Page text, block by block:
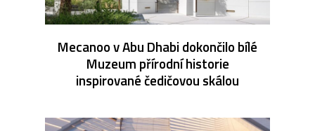
Mecanoo v Abu Dhabi dokončilo bílé
Muzeum přírodní historie
inspirované čedičovou skálou